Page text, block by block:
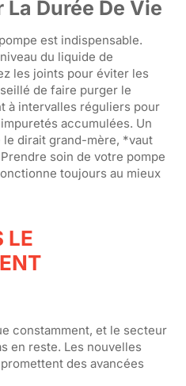
Durée De Vie
est indispensable.
du liquide de
les joints pour éviter les
de faire purger le
à intervalles réguliers pour
accumulées. Un
dirait grand-mère, *vaut
soin de votre pompe
toujours au mieux
LE
constamment, et le secteur
en reste. Les nouvelles
des avancées